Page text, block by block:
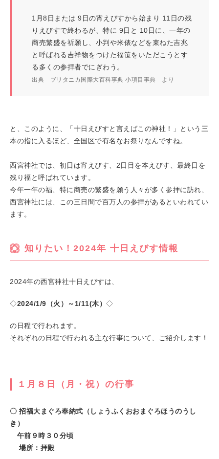
1月8日または 9日の宵えびすから始まり 11日の残
りえびすで終わるが、特に 9日と 10日に、一年の
商売繁盛を祈願し、小判や米俵などを束ねた吉兆
と呼ばれる吉祥物をつけた福笹をいただこうとす
る多くの参拝者でにぎわう。
出典 ブリタニカ国際大百科事典 小項目事典 より
と、このように、「十日えびすと言えばこの神社！」という三
本の指に入るほど、全国区で有名なお祭りなんですね。
西宮神社では、初日は宵えびす、2日目を本えびす、最終日を
残り福と呼ばれています。
今年一年の福、特に商売の繁盛を願う人々が多く参拝に訪れ、
西宮神社には、この三日間で百万人の参拝があるといわれてい
ます。
知りたい！2024年 十日えびす情報
2024年の西宮神社十日えびすは、
◇2024/1/9（火）～1/11(木） ◇
の日程で行われます。
それぞれの日程で行われる主な行事について、ご紹介します！
１月８日（月・祝）の行事
〇 招福大まぐろ奉納式（しょうふくおおまぐろほうのうし
き）
午前９時３０分頃
場所：拝殿